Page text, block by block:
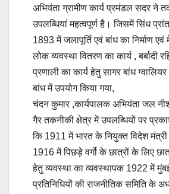
अभियंता ग्रामीण कार्य प्रमंडल सदर ने
उपलब्धियां महत्वपूर्ण है। जिसमें सिंध
1893 में जलापूर्ति एवं बांध का निर्माण
लोक व्यवस्था वितरण का कार्य , बर्बादी
प्रणाली का कार्य हेतु सागर बांध ग्वालियर
बांध में उपयोग किया गया,
चंदन कुमार ,कार्यपालक अभियंता जल
गैर तकनीकी क्षेत्र में उपलब्धियों पर
कि 1911 में भारत के नियुक्त विदेश
1916 में पिछड़े वर्गो के छात्रों के लिए
हेतु व्यवस्था का व्यवस्थापक 1922 में
प्रतिनिधियों की राजनीतिक समिति के